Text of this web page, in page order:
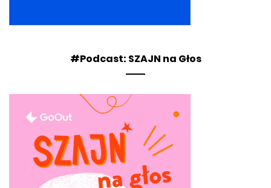
#Podcast: SZAJN na Głos